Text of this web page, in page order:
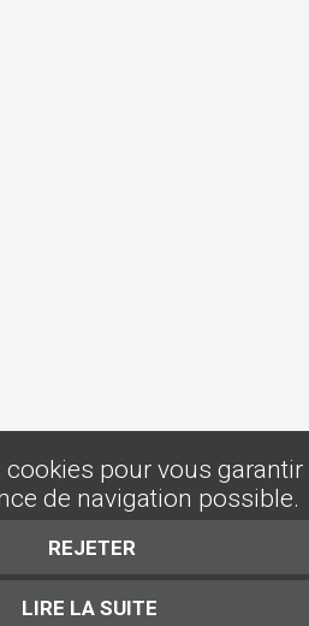
cookies pour vous garantir
de navigation possible.
REJETER
LIRE LA SUITE